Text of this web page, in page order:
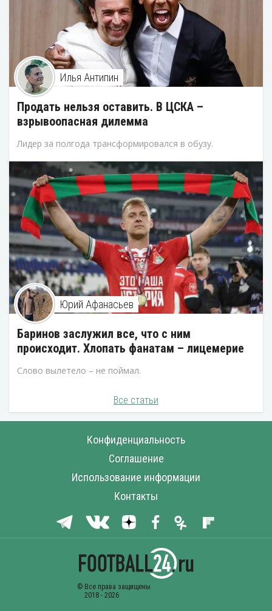
Илья Антипин
Продать нельзя оставить. В ЦСКА –
взрывоопасная дилемма
Лидер за полгода трансформировался в обузу.
Юрий Афанасьев
Баринов заслужил все, что с ним
происходит. Хлопать фанатам – лицемерие
Слово вылетело – не поймал.
Все статьи
Конфиденциальность
Соглашение
Использование информации
Контакты